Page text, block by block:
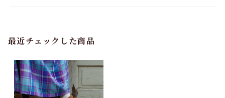
最近チェックした商品